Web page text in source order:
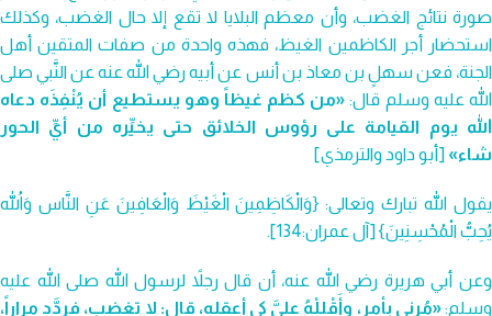
صورة نتائج الغضب، وأن معظم البلايا لا تقع إلا حال الغضب، وكذلك
استحضار أجر الكاظمين الغيظ، فهذه واحدة من صفات المتقين أهل
الجنة، فعن سهلٍ بن معاذ بن أنس عن أبيه رضي الله عنه عن النَّبي صلى
الله عليه وسلم قال: «من كظم غيظاً وهو يستطيع أن يُنْفِذَه دعاه
الله يوم القيامة على رؤوس الخلائق حتى يخيِّره من أيِّ الحور
شاء» [أبو داود والترمذي]
يقول الله تبارك وتعالى: {وَالْكَاظِمِينَ الْغَيْظَ وَالْعَافِينَ عَنِ النَّاس وَاللّهُ
يُحِبُّ الْمُحْسِنِينَ} [آل عمران:134].
وعن أبي هريرة رضي الله عنه، أن قال رجلاً لرسول الله صلى الله عليه
وسلم:«مُرني بأمرٍ، وأَقْلِلْهُ عليَّ كي أعقله، قال: لا تغضب، فردَّد مراراً،